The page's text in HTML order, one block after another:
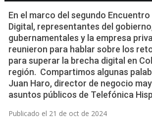
En el marco del segundo
Digital, representantes del
gubernamentales y la empresa
reunieron para hablar sobre los
para superar la brecha digital en
región. Compartimos algunas
Juan Haro, director de negocio
asuntos públicos de Telefónica
Publicado el 21 de oct de 2024